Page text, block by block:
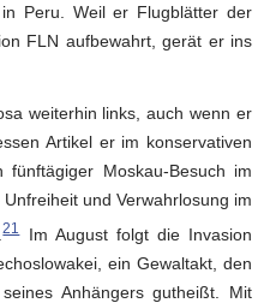
Peru. Weil er Flugblätter der
FLN aufbewahrt, gerät er ins
weiterhin links, auch wenn er
Artikel er im konservativen
Moskau-Besuch im
und Verwahrlosung im
21 Im August folgt die Invasion
ein Gewaltakt, den
Anhängers gutheißt. Mit